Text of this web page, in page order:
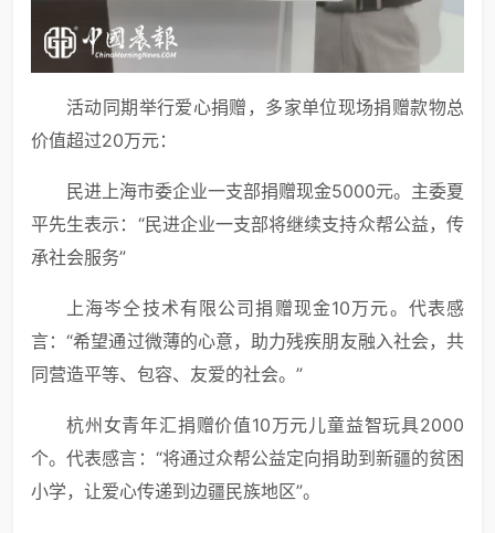
活动同期举行爱心捐赠，多家单位现场捐赠款物总
价值超过20万元：
民进上海市委企业一支部捐赠现金5000元。主委夏
平先生表示：“民进企业一支部将继续支持众帮公益，传
承社会服务”
上海岑仝技术有限公司捐赠现金10万元。代表感
言：“希望通过微薄的心意，助力残疾朋友融入社会，共
同营造平等、包容、友爱的社会。”
杭州女青年汇捐赠价值10万元儿童益智玩具2000
个。代表感言：“将通过众帮公益定向捐助到新疆的贫困
小学，让爱心传递到边疆民族地区”。